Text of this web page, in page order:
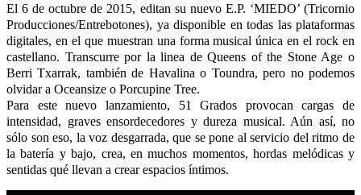
El 6 de octubre de 2015, editan su nuevo E.P. ‘MIEDO’ (Tricornio
Producciones/Entrebotones), ya disponible en todas las plataformas
digitales, en el que muestran una forma musical única en el rock en
castellano. Transcurre por la linea de Queens of the Stone Age o
Berri Txarrak, también de Havalina o Toundra, pero no podemos
olvidar a Oceansize o Porcupine Tree.
Para este nuevo lanzamiento, 51 Grados provocan cargas de
intensidad, graves ensordecedores y dureza musical. Aún así, no
sólo son eso, la voz desgarrada, que se pone al servicio del ritmo de
la batería y bajo, crea, en muchos momentos, hordas melódicas y
sentidas qué llevan a crear espacios íntimos.